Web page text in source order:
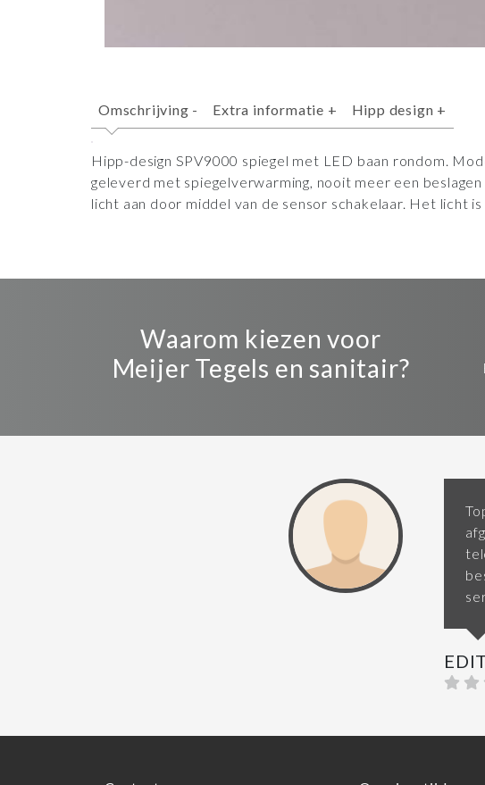
Omschrijving - Extra informatie + Hipp design +
Hipp-design SPV9000 spiegel met LED baan rondom.
geleverd met spiegelverwarming, nooit meer een
licht aan door middel van de sensor schakelaar. Het licht
Waarom kiezen voor
Meijer Tegels en sanitair?